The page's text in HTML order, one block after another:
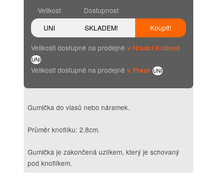
Velikost
Dostupnost
UNI
SKLADEM! Koupit!
Velikosti dostupné na prodejně v Hradci Králové
UNI
Velikosti dostupné na prodejně v Praze UNI
Gumička do vlasů nebo náramek.
Průměr knoflíku: 2,8cm.
Gumička je zakončená uzlíkem, který je schovaný
pod knoflíkem.